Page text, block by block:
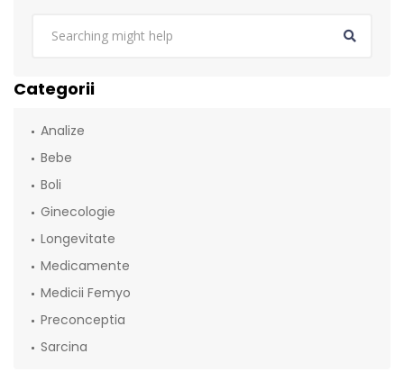
Categorii
Analize
Bebe
Boli
Ginecologie
Longevitate
Medicamente
Medicii Femyo
Preconceptia
Sarcina